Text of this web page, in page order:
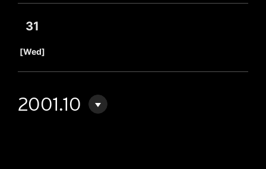
31
[Wed]
2001.10